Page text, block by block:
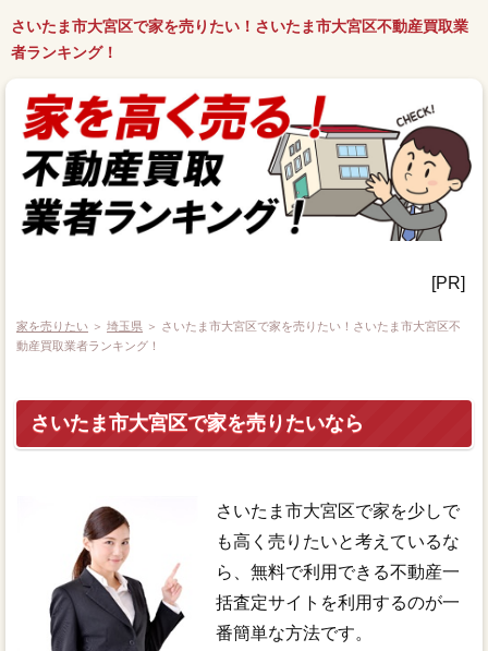
さいたま市大宮区で家を売りたい！さいたま市大宮区不動産買取業
者ランキング！
[PR]
家を売りたい ＞ 埼玉県 ＞ さいたま市大宮区で家を売りたい！さいたま市大宮区不
動産買取業者ランキング！
さいたま市大宮区で家を売りたいなら
さいたま市大宮区で家を少しで
も高く売りたいと考えているな
ら、無料で利用できる不動産一
括査定サイトを利用するのが一
番簡単な方法です。